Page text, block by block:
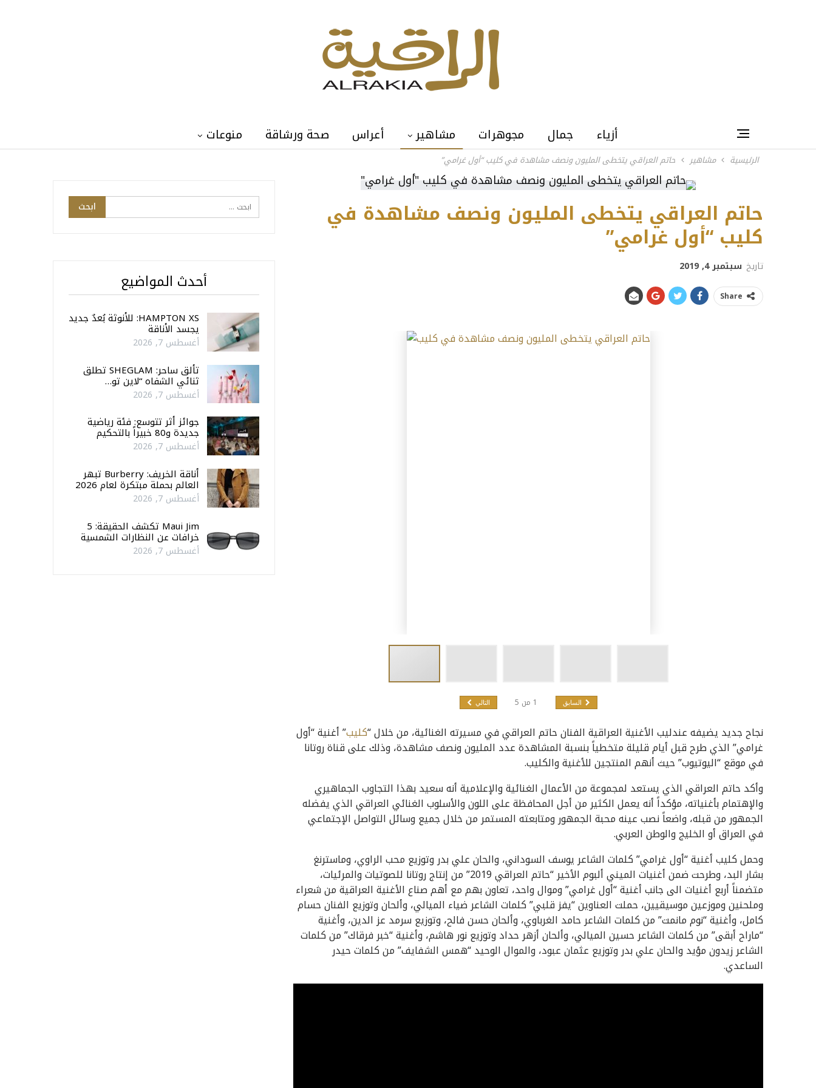
أزياء جمال مجوهرات مشاهير أعراس صحة ورشاقة منوعات
الرئيسية مشاهير حاتم العراقي يتخطى المليون ونصف مشاهدة في كليب “أول غرامي”
حاتم العراقي يتخطى المليون ونصف مشاهدة في
كليب “أول غرامي”
تاريخ سبتمبر 4, 2019
Share
السابق 1 من 5 التالي
نجاح جديد يضيفه عندليب الأغنية العراقية الفنان حاتم العراقي في مسيرته الغنائية، من خلال “كليب” أغنية “أول
غرامي” الذي طرح قبل أيام قليلة متخطياً بنسبة المشاهدة عدد المليون ونصف مشاهدة، وذلك على قناة روتانا
في موقع “اليوتيوب” حيث أنهم المنتجين للأغنية والكليب.
وأكد حاتم العراقي الذي يستعد لمجموعة من الأعمال الغنائية والإعلامية أنه سعيد بهذا التجاوب الجماهيري
والإهتمام بأغنياته، مؤكداً أنه يعمل الكثير من أجل المحافظة على اللون والأسلوب الغنائي العراقي الذي يفضله
الجمهور من قبله، واضعاً نصب عينه محبة الجمهور ومتابعته المستمر من خلال جميع وسائل التواصل الإجتماعي
في العراق أو الخليج والوطن العربي.
وحمل كليب أغنية “أول غرامي” كلمات الشاعر يوسف السوداني، والحان علي بدر وتوزيع محب الراوي، وماسترنغ
بشار البد، وطرحت ضمن أغنيات الميني ألبوم الأخير “حاتم العراقي 2019” من إنتاج روتانا للصوتيات والمرئيات،
متضمناً أربع أغنيات الى جانب أغنية “أول غرامي” وموال واحد، تعاون بهم مع أهم صناع الأغنية العراقية من شعراء
وملحنين وموزعين موسيقيين، حملت العناوين “يفز قلبي” كلمات الشاعر ضياء الميالي، وألحان وتوزيع الفنان حسام
كامل، وأغنية “نوم مانمت” من كلمات الشاعر حامد الغرباوي، وألحان حسن فالح، وتوزيع سرمد عز الدين، وأغنية
“ماراح أبقى” من كلمات الشاعر حسين الميالي، وألحان أزهر حداد وتوزيع نور هاشم، وأغنية “خبر فرقاك” من كلمات
الشاعر زيدون مؤيد والحان علي بدر وتوزيع عثمان عبود، والموال الوحيد “همس الشفايف” من كلمات حيدر
الساعدي.
أحدث المواضيع
HAMPTON XS: للأنوثة بُعدٌ جديد
يجسد الأناقة
أغسطس 7, 2026
تألق ساحر: SHEGLAM تطلق
ثنائي الشفاه “لاين تو…
أغسطس 7, 2026
جوائز أثر تتوسع: فئة رياضية
جديدة و80 خبيراً بالتحكيم
أغسطس 7, 2026
أناقة الخريف: Burberry تبهر
العالم بحملة مبتكرة لعام 2026
أغسطس 7, 2026
Maui Jim تكشف الحقيقة: 5
خرافات عن النظارات الشمسية
أغسطس 7, 2026